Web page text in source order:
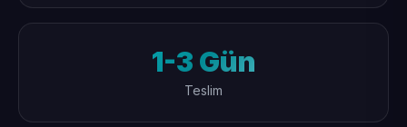
1-3 Gün
Teslim